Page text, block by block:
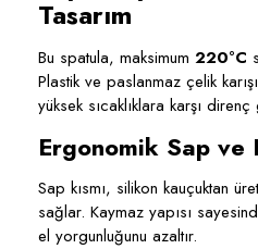
Tasarım
Bu spatula, maksimum 220°C
Plastik ve paslanmaz çelik
yüksek sıcaklıklara karşı
Ergonomik Sap ve
Sap kısmı, silikon kauçuktan
sağlar. Kaymaz yapısı
el yorgunluğunu azaltır.